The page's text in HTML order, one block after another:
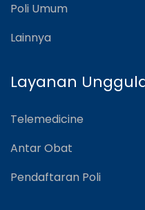
Poli Umum
Lainnya
Layanan
Telemedicine
Antar Obat
Pendaftaran Poli